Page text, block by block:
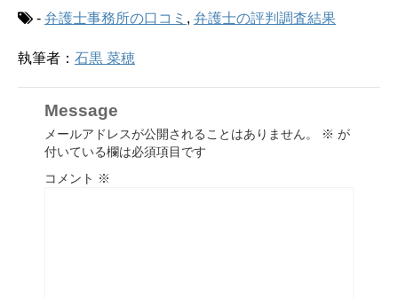
- 弁護士事務所の口コミ , 弁護士の評判調査結果
執筆者： 石黒 菜穂
Message
メールアドレスが公開されることはありません。 ※ が
付いている欄は必須項目です
コメント ※